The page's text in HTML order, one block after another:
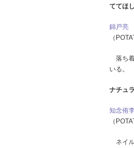
ててほ
錦戸亮
（
落ち着
いる。
ナチュ
知念侑
（
ネイル